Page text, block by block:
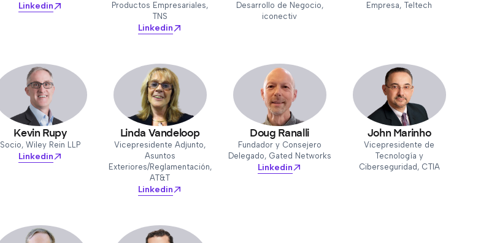
Linkedin
Productos Empresariales,
TNS
Linkedin
Desarrollo de Negocio,
iconectiv
Empresa, Teltech
Kevin Rupy
Socio, Wiley Rein LLP
Linkedin
Linda Vandeloop
Vicepresidente Adjunto,
Asuntos
Exteriores/Reglamentación,
AT&T
Linkedin
Doug Ranalli
Fundador y Consejero
Delegado, Gated Networks
Linkedin
John Marinho
Vicepresidente de
Tecnología y
Ciberseguridad, CTIA